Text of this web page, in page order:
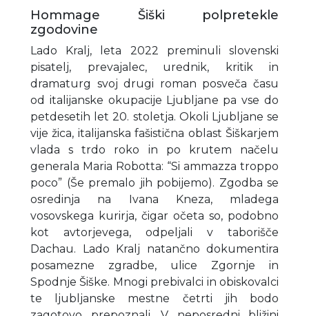
Hommage Šiški polpretekle
zgodovine
Lado Kralj, leta 2022 preminuli slovenski
pisatelj, prevajalec, urednik, kritik in
dramaturg svoj drugi roman posveča času
od italijanske okupacije Ljubljane pa vse do
petdesetih let 20. stoletja. Okoli Ljubljane se
vije žica, italijanska fašistična oblast Šiškarjem
vlada s trdo roko in po krutem načelu
generala Maria Robotta: “Si ammazza troppo
poco” (Še premalo jih pobijemo). Zgodba se
osredinja na Ivana Kneza, mladega
vosovskega kurirja, čigar očeta so, podobno
kot avtorjevega, odpeljali v taborišče
Dachau. Lado Kralj natančno dokumentira
posamezne zgradbe, ulice Zgornje in
Spodnje Šiške. Mnogi prebivalci in obiskovalci
te ljubljanske mestne četrti jih bodo